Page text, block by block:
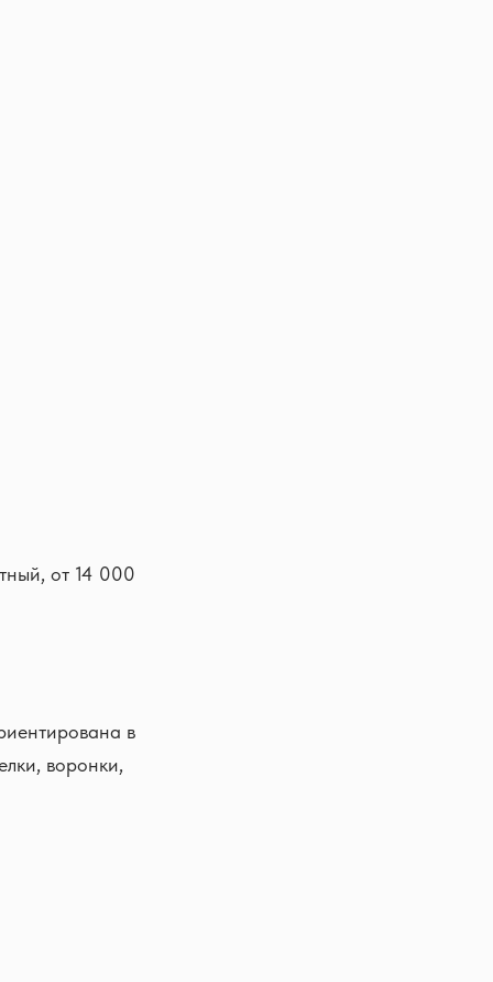
от 14 000
в
воронки,